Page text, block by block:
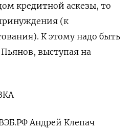
кредитной аскезы, то
(к
К этому надо быть
выступая на
Андрей Клепач